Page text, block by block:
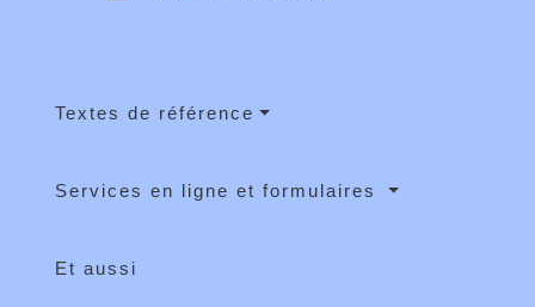
Textes de référence
Services en ligne et formulaires
Et aussi